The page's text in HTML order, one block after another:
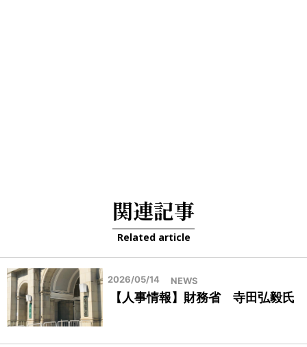
関連記事
Related article
2026/05/14 NEWS
【人事情報】財務省 寺田弘毅氏